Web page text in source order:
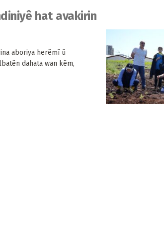
hat avakirin
aboriya herêmî û
dahata wan kêm,